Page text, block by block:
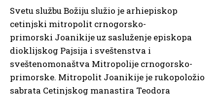
Svetu službu Božiju služio je arhiepiskop
cetinjski mitropolit crnogorsko-
primorski Joanikije uz sasluženje episkopa
dioklijskog Pajsija i sveštenstva i
sveštenomonaštva Mitropolije crnogorsko-
primorske. Mitropolit Joanikije je rukopoložio
sabrata Cetinjskog manastira Teodora